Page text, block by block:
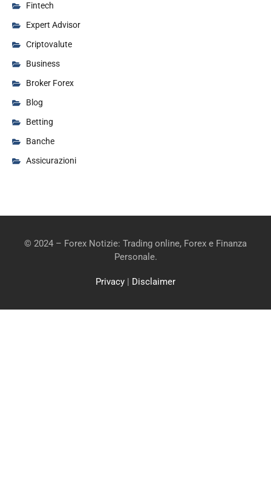
Fintech
Expert Advisor
Criptovalute
Business
Broker Forex
Blog
Betting
Banche
Assicurazioni
© 2024 – Forex Notizie: Trading online, Forex e Finanza
Personale.
Privacy Disclaimer